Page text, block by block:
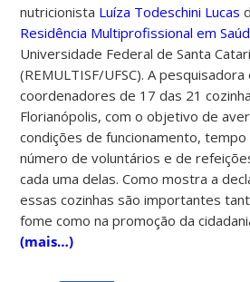
nutricionista Luíza Todeschini Lucas
Residência Multiprofissional em
Universidade Federal de Santa
(REMULTISF/UFSC). A
coordenadores de 17 das 21
Florianópolis, com o objetivo de
condições de funcionamento, tempo
número de voluntários e de
cada uma delas. Como mostra a
essas cozinhas são importantes
fome como na promoção da
(mais…)